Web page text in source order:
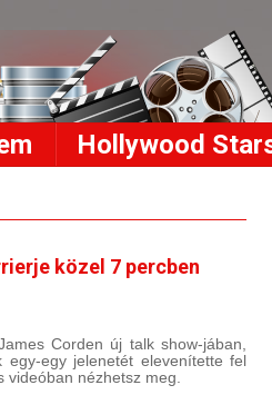
Hollywood
közel 7 percben
Corden új talk show-jában,
egy-egy jelenetét elevenítette fel
nézhetsz meg.